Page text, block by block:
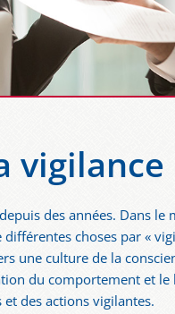
vigilance
des années. Dans le
choses par «
une culture de la
du comportement et le
des actions vigilantes.